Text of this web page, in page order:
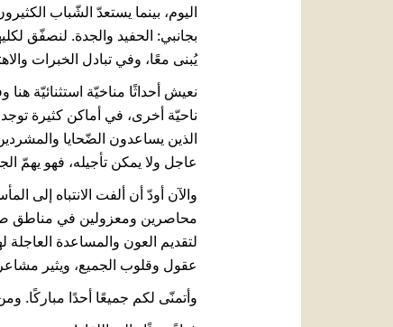
اليوم، بينما يستعدّ الشّباب
بجانبي: الحفيد والجدة. لنصفّق
يُبنى معًا، وفي تبادل الخبرات
نعيش أحداثًا مناخيّة استثنائيّة
ناحيّة أخرى، في أماكن كثيرة
الذين يساعدون الضّحايا
عاجل ولا يمكن تأجيله، فهو يهمّ
والآن أودّ أن ألفت الانتباه إلى
محاصرين ومعزولين في مناطق
لتقديم العون والمساعدة
عقول وقلوب الجميع، ويثير
وأتمنّى لكم جميعًا أحدًا مباركًا.